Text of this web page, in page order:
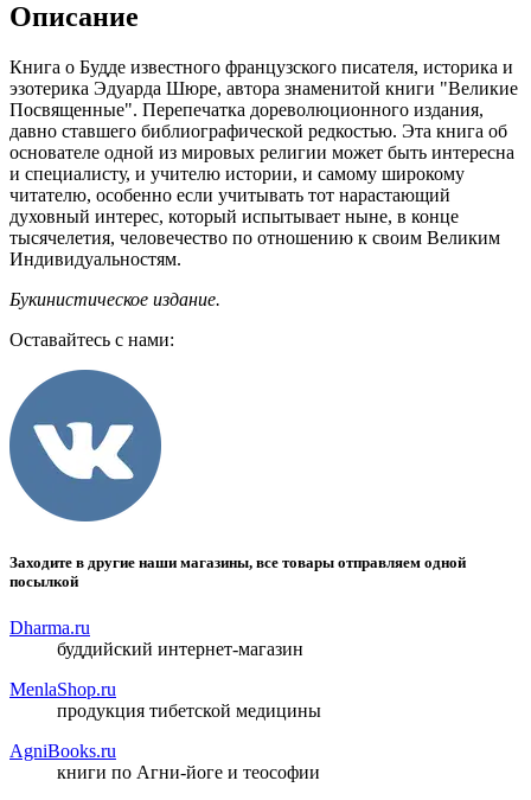
Описание
Книга о Будде известного французского писателя, историка и
эзотерика Эдуарда Шюре, автора знаменитой книги "Великие
Посвященные". Перепечатка дореволюционного издания,
давно ставшего библиографической редкостью. Эта книга об
основателе одной из мировых религии может быть интересна
и специалисту, и учителю истории, и самому широкому
читателю, особенно если учитывать тот нарастающий
духовный интерес, который испытывает ныне, в конце
тысячелетия, человечество по отношению к своим Великим
Индивидуальностям.
Букинистическое издание.
Оставайтесь с нами:
Заходите в другие наши магазины, все товары отправляем одной
посылкой
Dharma.ru
буддийский интернет-магазин
MenlaShop.ru
продукция тибетской медицины
AgniBooks.ru
книги по Агни-йоге и теософии